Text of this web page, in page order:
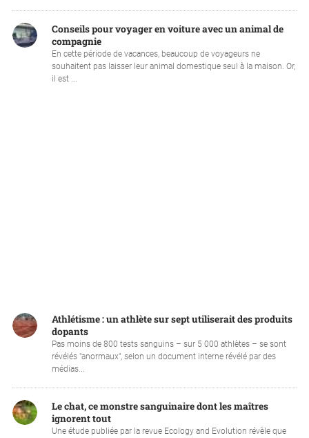
Conseils pour voyager en voiture avec un animal de
compagnie
En cette période de vacances, beaucoup de voyageurs ne
souhaitent pas laisser leur animal domestique seul à la maison. Or,
il est ...
Athlétisme : un athlète sur sept utiliserait des produits
dopants
Pas moins de 800 tests sanguins – sur 5 000 athlètes – se sont
révélés "anormaux", selon un document interne révélé par des
médias...
Le chat, ce monstre sanguinaire dont les maîtres
ignorent tout
Une étude publiée par la revue Ecology and Evolution révèle que